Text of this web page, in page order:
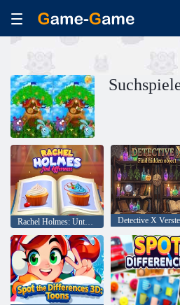
Rachel Holmes: Unterschiede finden